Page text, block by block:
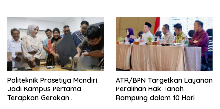
Politeknik Prasetiya Mandiri
Jadi Kampus Pertama
Terapkan Gerakan
ATR/BPN Targetkan Layanan
Peralihan Hak Tanah
Rampung dalam 10 Hari